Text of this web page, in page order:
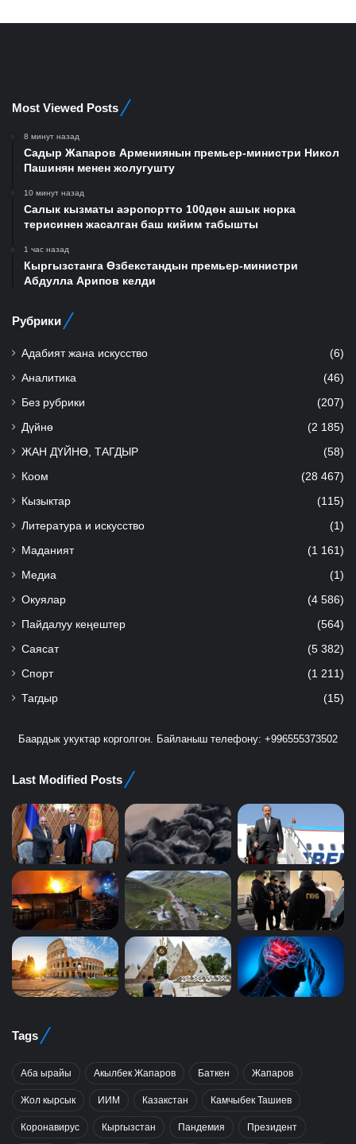
Most Viewed Posts
8 минут назад
Садыр Жапаров Армениянын премьер-министри Никол
Пашинян менен жолугушту
10 минут назад
Салык кызматы аэропортто 100дөн ашык норка
терисинен жасалган баш кийим табышты
1 час назад
Кыргызстанга Өзбекстандын премьер-министри
Абдулла Арипов келди
Рубрики
Адабият жана искусство (6)
Аналитика (46)
Без рубрики (207)
Дүйнө (2 185)
ЖАН ДҮЙНӨ, ТАГДЫР (58)
Коом (28 467)
Кызыктар (115)
Литература и искусство (1)
Маданият (1 161)
Медиа (1)
Окуялар (4 586)
Пайдалуу кеңештер (564)
Саясат (5 382)
Спорт (1 211)
Тагдыр (15)
Баардык укуктар корголгон. Байланыш телефону: +996555373502
Last Modified Posts
Tags
Аба ырайы Акылбек Жапаров Баткен Жапаров
Жол кырсык ИИМ Казакстан Камчыбек Ташиев
Коронавирус Кыргызстан Пандемия Президент